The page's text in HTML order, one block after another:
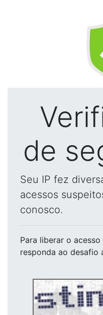
de
Seu IP fez
acessos
conosco.
Para liberar o acesso
responda ao desafio